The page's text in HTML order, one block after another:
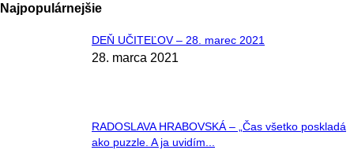
Najpopulárnejšie
DEŇ UČITEĽOV – 28. marec 2021
28. marca 2021
RADOSLAVA HRABOVSKÁ – „Čas všetko poskladá
ako puzzle. A ja uvidím...